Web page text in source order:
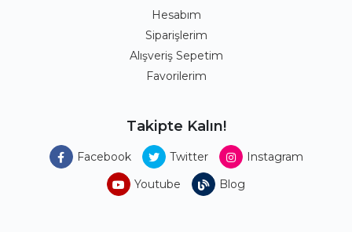
Hesabım
Siparişlerim
Alışveriş Sepetim
Favorilerim
Takipte Kalın!
Facebook Twitter
Instagram
Youtube
Blog